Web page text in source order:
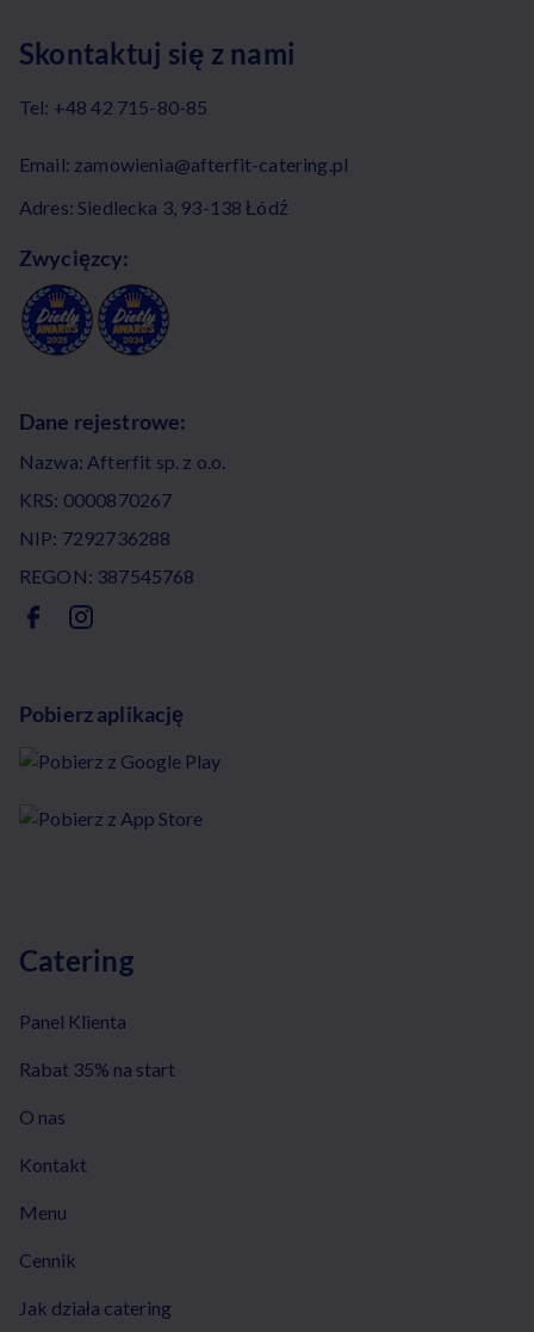
Skontaktuj się z nami
Tel: +48 42 715-80-85
Email: zamowienia@afterfit-catering.pl
Adres: Siedlecka 3, 93-138 Łódź
Zwycięzcy:
Dane rejestrowe:
Nazwa: Afterfit sp. z o.o.
KRS: 0000870267
NIP: 7292736288
REGON: 387545768
Pobierz aplikację
Catering
Panel Klienta
Rabat 35% na start
O nas
Kontakt
Menu
Cennik
Jak działa catering